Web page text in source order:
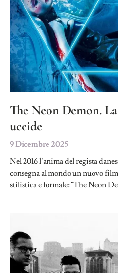
The Neon Demon.
uccide
9 Dicembre 2025
Nel 2016 l’anima del regista
consegna al mondo un nuovo
stilistica e formale: “The Neon